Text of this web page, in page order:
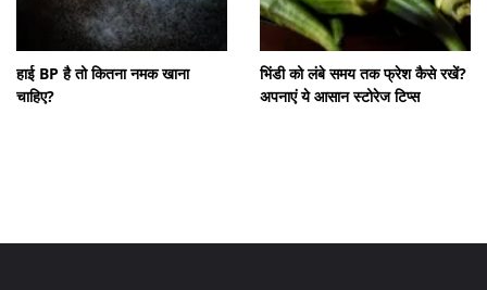
हाई BP है तो कितना नमक खाना
चाहिए?
भिंडी को लंबे समय तक फ्रेश कैसे रखें?
अपनाएं ये आसान स्टोरेज टिप्स